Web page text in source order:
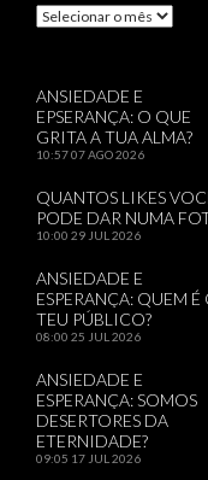
Arquivos
ANSIEDADE E
EPSERANÇA: O QUE
GRITA A TUA ALMA?
10:5707 AGO 2026
QUANTOS LIKES
PODE DAR NUMA
10:00 29 JUL 2026
ANSIEDADE E
ESPERANÇA: QUEM É
TEU PÚBLICO?
08:00 25 JUL 2026
ANSIEDADE E
ESPERANÇA: SOMOS
DESERTORES DA
ETERNIDADE?
09:05 17 JUL 2026